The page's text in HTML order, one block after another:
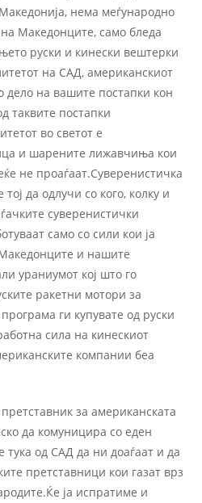
нема меѓународно
Македонците, само бледа
руски и кинески вештерки
на САД, американскиот
дело на вашите постапки кон
таквите постапки
во светот е
и шарените лижавчиња кои
не проаѓаат.Суверенистичка
да одлучи со кого, колку и
суверенистички
само со сили кои ја
и нашите
ураниумот кој што го
ракетни мотори за
ги купувате од руски
сила на кинескиот
компании беа
за американската
да комуницира со еден
од САД да ни доаѓаат и да
претставници кои газат врз
ја испратиме и